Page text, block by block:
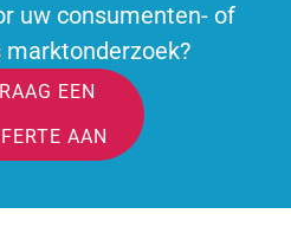
uw consumenten- of
EEN
AAN